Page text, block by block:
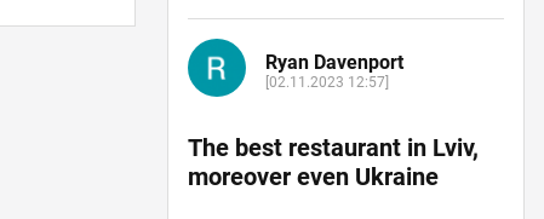
Ryan Davenport
[02.11.2023 12:57]
The best restaurant in Lviv,
moreover even Ukraine